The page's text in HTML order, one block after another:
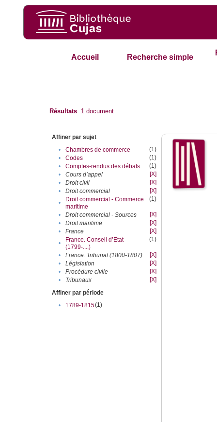
Accueil Recherche simple
Résultats 1 document
Affiner par sujet
•
Chambres de commerce
(1)
•
Codes
(1)
•
Comptes-rendus des débats
(1)
•
Cours d’appel
[X]
•
Droit civil
[X]
•
Droit commercial
[X]
•
Droit commercial - Commerce
maritime
(1)
• Droit commercial - Sources
[X]
•
Droit maritime
[X]
•
France
[X]
•
France. Conseil d’Etat
(1799-....)
(1)
• France. Tribunat (1800-1807)
[X]
•
Législation
[X]
•
Procédure civile
[X]
•
Tribunaux
[X]
Affiner par période
•
1789-1815(1)